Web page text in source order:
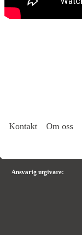
Kontakt Om oss
Ansvarig utgivare: